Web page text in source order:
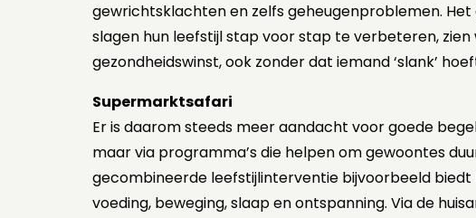
gewrichtsklachten en zelfs geheugenproblemen. Het
slagen hun leefstijl stap voor stap te verbeteren,
gezondheidswinst, ook zonder dat iemand ‘slank’
Supermarktsafari
Er is daarom steeds meer aandacht voor goede
maar via programma’s die helpen om gewoontes
gecombineerde leefstijlinterventie bijvoorbeeld biedt
voeding, beweging, slaap en ontspanning. Via de